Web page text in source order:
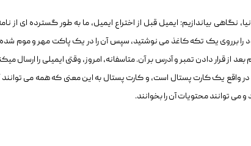
نگاهی بیاندازیم: ایمیل قبل از اختراع ایمیل، ما به طور گسترده ای از
را برروی یک تکه کاغذ می نوشتید، سپس آن را در یک پاکت مهر و موم شده
از قرار دادن تمبر و آدرس بر آن. متاسفانه، امروز، وقتی ایمیلی را ارسال
واقع یک کارت پستال است، و کارت پستال به این معنی که همه می توانند
می توانند محتویات آن را بخوانند.